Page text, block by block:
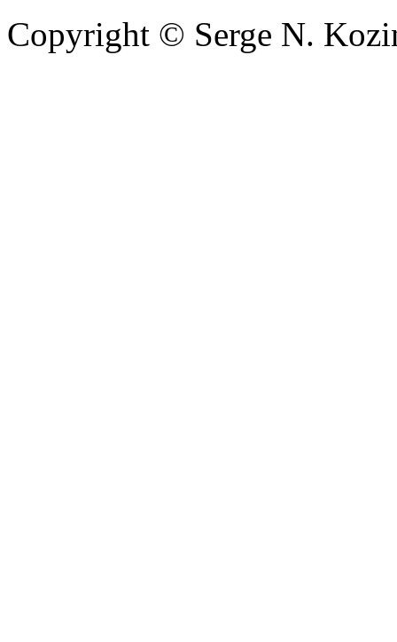
Copyright © Serge N.